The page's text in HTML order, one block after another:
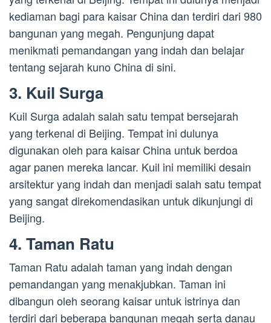
kediaman bagi para kaisar China dan terdiri dari 980
bangunan yang megah. Pengunjung dapat
menikmati pemandangan yang indah dan belajar
tentang sejarah kuno China di sini.
3. Kuil Surga
Kuil Surga adalah salah satu tempat bersejarah
yang terkenal di Beijing. Tempat ini dulunya
digunakan oleh para kaisar China untuk berdoa
agar panen mereka lancar. Kuil ini memiliki desain
arsitektur yang indah dan menjadi salah satu tempat
yang sangat direkomendasikan untuk dikunjungi di
Beijing.
4. Taman Ratu
Taman Ratu adalah taman yang indah dengan
pemandangan yang menakjubkan. Taman ini
dibangun oleh seorang kaisar untuk istrinya dan
terdiri dari beberapa bangunan megah serta danau